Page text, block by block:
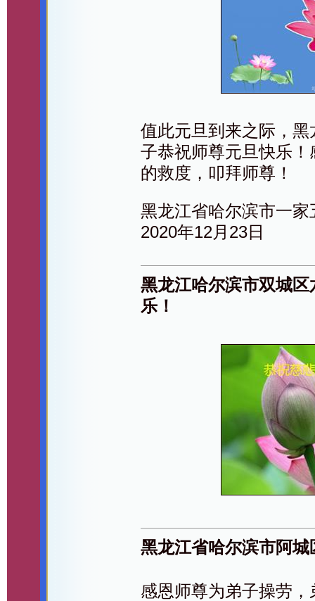
值此元旦到来之际，
子恭祝师尊元旦快乐
的救度，叩拜师尊！
黑龙江省哈尔滨市一家
2020年12月23日
黑龙江哈尔滨市双城
乐！
黑龙江省哈尔滨市阿
感恩师尊为弟子操劳